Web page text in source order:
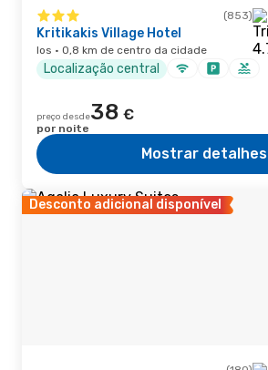
(853)
Kritikakis Village Hotel
Ios · 0,8 km de centro da cidade
Localização central
preço desde38 €
por noite
Mostrar detalhes
Desconto adicional disponível